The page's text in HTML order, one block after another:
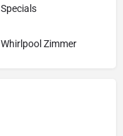
Specials
Whirlpool Zimmer